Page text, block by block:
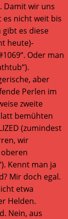
Damit wir uns
es nicht weit bis
gibt es diese
heute)-
Oder man
aber
Perlen im
zweite
bemühten
(zumindest
wir
Kennt man ja
Mir doch egal.
etwa
Helden.
Nein, aus